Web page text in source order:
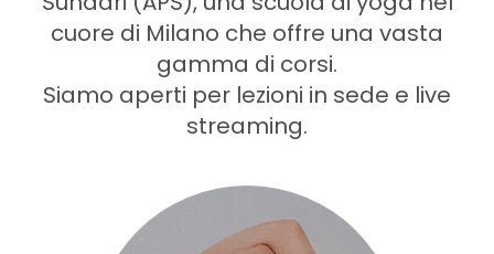
cuore di Milano che offre una vasta
gamma di corsi.
Siamo aperti per lezioni in sede e live
streaming.